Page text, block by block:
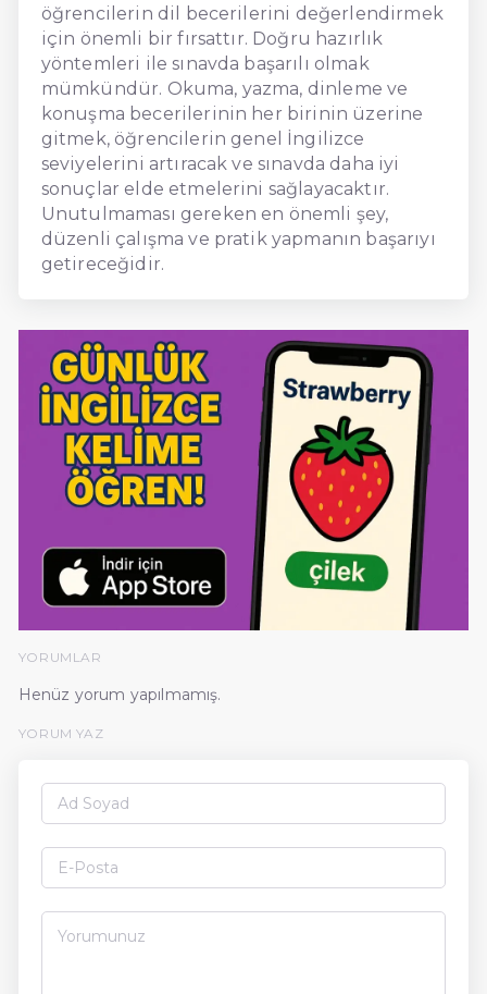
öğrencilerin dil becerilerini değerlendirmek
için önemli bir fırsattır. Doğru hazırlık
yöntemleri ile sınavda başarılı olmak
mümkündür. Okuma, yazma, dinleme ve
konuşma becerilerinin her birinin üzerine
gitmek, öğrencilerin genel İngilizce
seviyelerini artıracak ve sınavda daha iyi
sonuçlar elde etmelerini sağlayacaktır.
Unutulmaması gereken en önemli şey,
düzenli çalışma ve pratik yapmanın başarıyı
getireceğidir.
YORUMLAR
Henüz yorum yapılmamış.
YORUM YAZ